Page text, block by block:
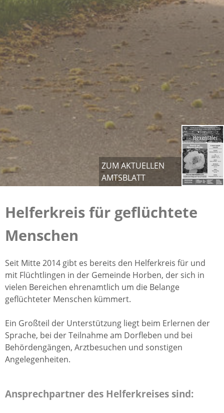
ZUM AKTUELLEN
AMTSBLATT
Helferkreis für geflüchtete
Menschen
Seit Mitte 2014 gibt es bereits den Helferkreis für und
mit Flüchtlingen in der Gemeinde Horben, der sich in
vielen Bereichen ehrenamtlich um die Belange
geflüchteter Menschen kümmert.
Ein Großteil der Unterstützung liegt beim Erlernen der
Sprache, bei der Teilnahme am Dorfleben und bei
Behördengängen, Arztbesuchen und sonstigen
Angelegenheiten.
Ansprechpartner des Helferkreises sind: